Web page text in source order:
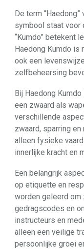
De term
symbool staat voor
“Kumdo” betekent
Haedong Kumdo is
ook een
zelfbeheersing
Bij Haedong
een zwaard als
verschillende
zwaard, sparring
alleen fysieke
innerlijke kracht en
Een belangrijk
op etiquette en
worden geleerd
gedragscodes en
instructeurs en
alleen een veilige
persoonlijke groei